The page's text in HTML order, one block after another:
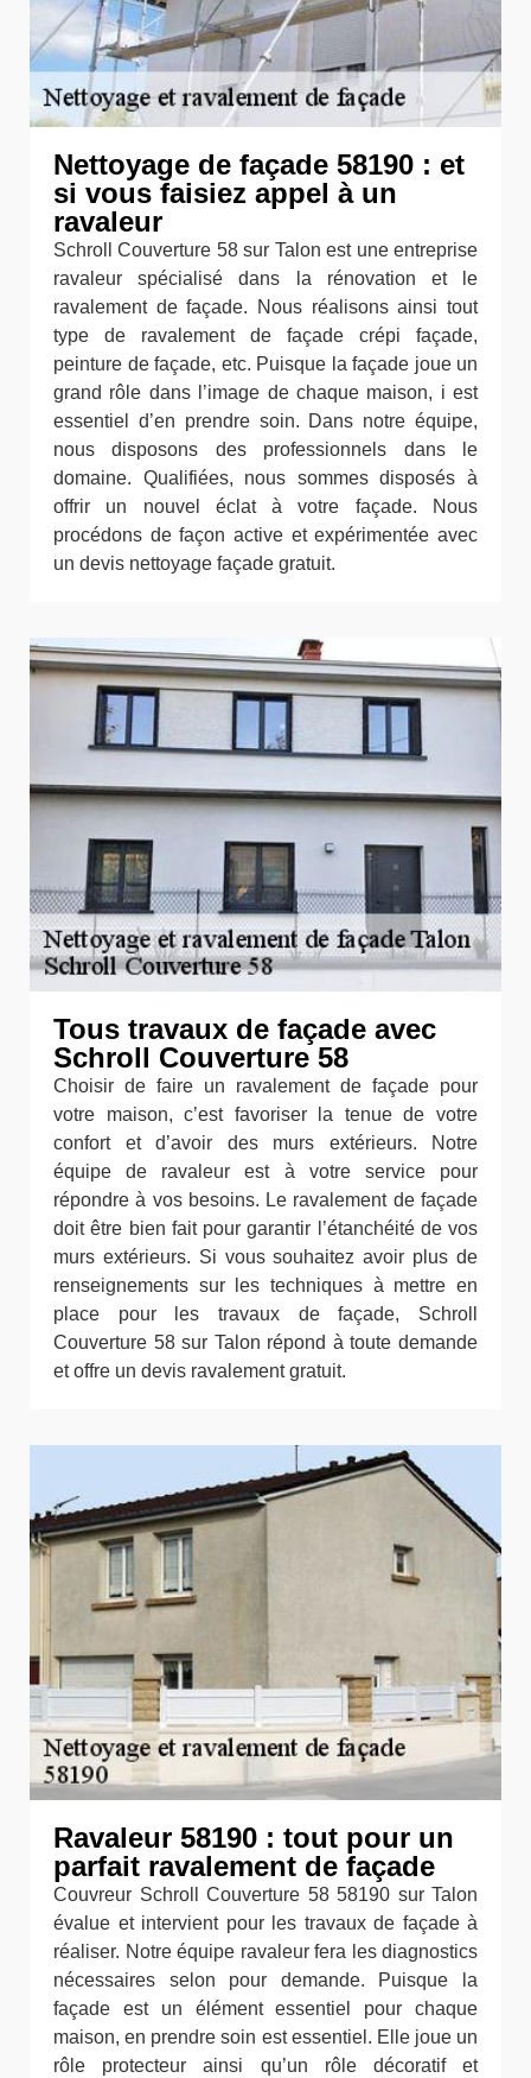
Nettoyage de façade 58190 : et
si vous faisiez appel à un
ravaleur
Schroll Couverture 58 sur Talon est une entreprise
ravaleur spécialisé dans la rénovation et le
ravalement de façade. Nous réalisons ainsi tout
type de ravalement de façade crépi façade,
peinture de façade, etc. Puisque la façade joue un
grand rôle dans l’image de chaque maison, i est
essentiel d’en prendre soin. Dans notre équipe,
nous disposons des professionnels dans le
domaine. Qualifiées, nous sommes disposés à
offrir un nouvel éclat à votre façade. Nous
procédons de façon active et expérimentée avec
un devis nettoyage façade gratuit.
Tous travaux de façade avec
Schroll Couverture 58
Choisir de faire un ravalement de façade pour
votre maison, c’est favoriser la tenue de votre
confort et d’avoir des murs extérieurs. Notre
équipe de ravaleur est à votre service pour
répondre à vos besoins. Le ravalement de façade
doit être bien fait pour garantir l’étanchéité de vos
murs extérieurs. Si vous souhaitez avoir plus de
renseignements sur les techniques à mettre en
place pour les travaux de façade, Schroll
Couverture 58 sur Talon répond à toute demande
et offre un devis ravalement gratuit.
Ravaleur 58190 : tout pour un
parfait ravalement de façade
Couvreur Schroll Couverture 58 58190 sur Talon
évalue et intervient pour les travaux de façade à
réaliser. Notre équipe ravaleur fera les diagnostics
nécessaires selon pour demande. Puisque la
façade est un élément essentiel pour chaque
maison, en prendre soin est essentiel. Elle joue un
rôle protecteur ainsi qu’un rôle décoratif et